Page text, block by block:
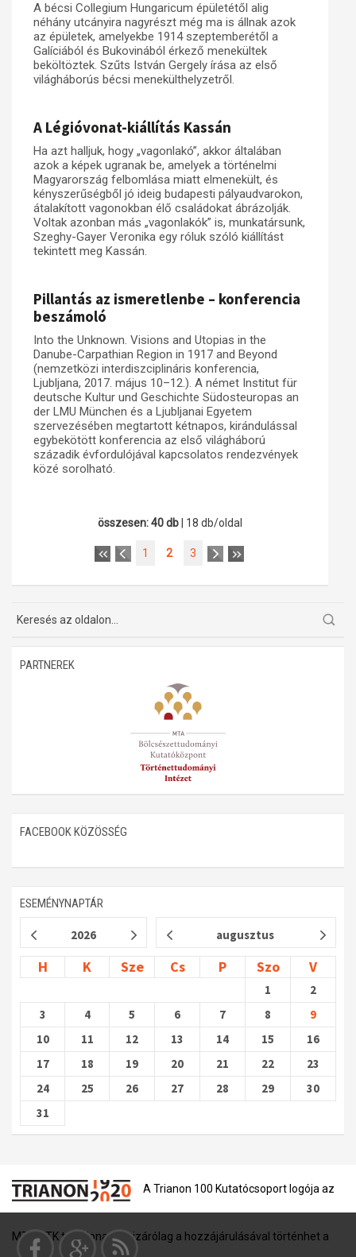
A bécsi Collegium Hungaricum épületétől alig
néhány utcányira nagyrészt még ma is állnak azok
az épületek, amelyekbe 1914 szeptemberétől a
Galíciából és Bukovinából érkező menekültek
beköltöztek. Szűts István Gergely írása az első
világháborús bécsi menekülthelyzetről.
A Légióvonat-kiállítás Kassán
Ha azt halljuk, hogy „vagonlakó”, akkor általában
azok a képek ugranak be, amelyek a történelmi
Magyarország felbomlása miatt elmenekült, és
kényszerűségből jó ideig budapesti pályaudvarokon,
átalakított vagonokban élő családokat ábrázolják.
Voltak azonban más „vagonlakók” is, munkatársunk,
Szeghy-Gayer Veronika egy róluk szóló kiállítást
tekintett meg Kassán.
Pillantás az ismeretlenbe – konferencia
beszámoló
Into the Unknown. Visions and Utopias in the
Danube-Carpathian Region in 1917 and Beyond
(nemzetközi interdiszciplináris konferencia,
Ljubljana, 2017. május 10–12.). A német Institut für
deutsche Kultur und Geschichte Südosteuropas an
der LMU München és a Ljubljanai Egyetem
szervezésében megtartott kétnapos, kirándulással
egybekötött konferencia az első világháború
századik évfordulójával kapcsolatos rendezvények
közé sorolható.
összesen: 40 db | 18 db/oldal
1 2 3
PARTNEREK
FACEBOOK KÖZÖSSÉG
ESEMÉNYNAPTÁR
2026 augusztus
H K Sze Cs P Szo V
1
2
3
4 5 6 7 8
9
10
11 12 13 14 15
16
17
18 19 20 21 22
23
24
25 26 27 28 29
30
31
A Trianon 100 Kutatócsoport logója az
MTA BTK tulajdona, és kizárólag a hozzájárulásával történhet a